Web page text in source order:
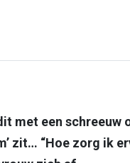
met een schreeuw
zit… “Hoe zorg ik